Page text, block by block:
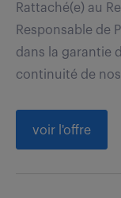
Rattaché(e) au
Responsable de
dans la garantie
continuité de
voir l'offre